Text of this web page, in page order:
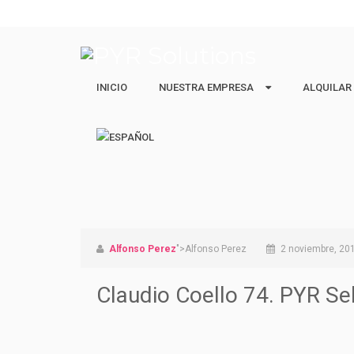
INICIO NUESTRA EMPRESA
NUESTRA EMPRESA ALQUILAR
ALQUILAR
Alfonso Perez">Alfonso Perez 2 noviembre,
Claudio Coello 74. PYR